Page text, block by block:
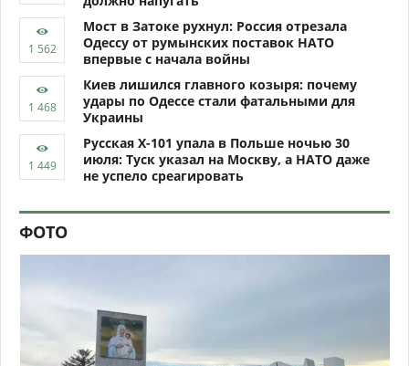
Мост в Затоке рухнул: Россия отрезала
Одессу от румынских поставок НАТО
впервые с начала войны
Киев лишился главного козыря: почему
удары по Одессе стали фатальными для
Украины
Русская Х-101 упала в Польше ночью 30
июля: Туск указал на Москву, а НАТО даже
не успело среагировать
ФОТО